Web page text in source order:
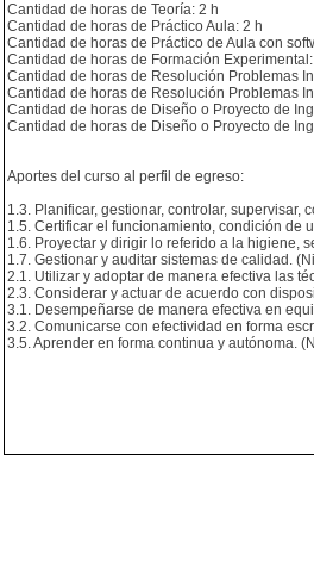
Cantidad de horas de Teoría: 2 h
Cantidad de horas de Práctico Aula: 2 h
Cantidad de horas de Práctico de Aula con
Cantidad de horas de Formación
Cantidad de horas de Resolución Problemas
Cantidad de horas de Resolución Problemas
Cantidad de horas de Diseño o Proyecto de
Cantidad de horas de Diseño o Proyecto de
Aportes del curso al perfil de egreso:
1.3. Planificar, gestionar, controlar, supervisar,
1.5. Certificar el funcionamiento, condición de
1.6. Proyectar y dirigir lo referido a la higiene,
1.7. Gestionar y auditar sistemas de calidad.
2.1. Utilizar y adoptar de manera efectiva las
2.3. Considerar y actuar de acuerdo con
3.1. Desempeñarse de manera efectiva en
3.2. Comunicarse con efectividad en forma
3.5. Aprender en forma continua y autónoma.